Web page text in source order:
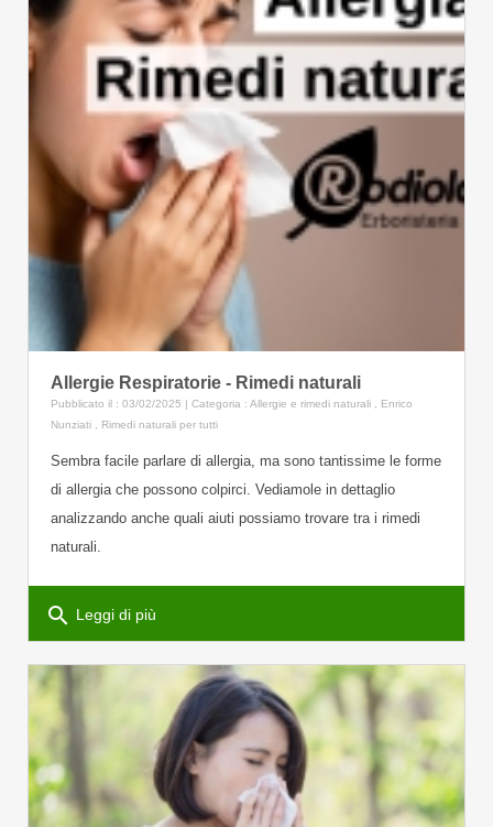
Allergie Respiratorie - Rimedi naturali
Pubblicato il : 03/02/2025 | Categoria : Allergie e rimedi naturali
Enrico
Nunziati
Rimedi naturali per tutti
Sembra facile parlare di allergia, ma sono tantissime le forme
di allergia che possono colpirci. Vediamole in dettaglio
analizzando anche quali aiuti possiamo trovare tra i rimedi
naturali.
search Leggi di più